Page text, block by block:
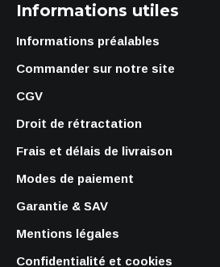
Informations utiles
Informations préalables
Commander sur notre site
CGV
Droit de rétractation
Frais et délais de livraison
Modes de paiement
Garantie & SAV
Mentions légales
Confidentialité et cookies